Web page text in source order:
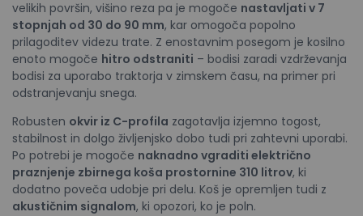
velikih površin, višino reza pa je mogoče nastavljati v 7
stopnjah od 30 do 90 mm, kar omogoča popolno
prilagoditev videzu trate. Z enostavnim posegom je kosilno
enoto mogoče hitro odstraniti – bodisi zaradi vzdrževanja
bodisi za uporabo traktorja v zimskem času, na primer pri
odstranjevanju snega.
Robusten okvir iz C-profila zagotavlja izjemno togost,
stabilnost in dolgo življenjsko dobo tudi pri zahtevni uporabi.
Po potrebi je mogoče naknadno vgraditi električno
praznjenje zbirnega koša prostornine 310 litrov, ki
dodatno poveča udobje pri delu. Koš je opremljen tudi z
akustičnim signalom, ki opozori, ko je poln.